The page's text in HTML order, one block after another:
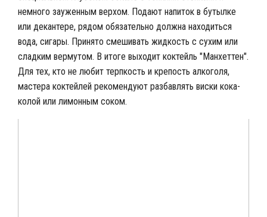
немного зауженным верхом. Подают напиток в бутылке
или декантере, рядом обязательно должна находиться
вода, сигары. Принято смешивать жидкость с сухим или
сладким вермутом. В итоге выходит коктейль "Манхеттен".
Для тех, кто не любит терпкость и крепость алкоголя,
мастера коктейлей рекомендуют разбавлять виски кока-
колой или лимонным соком.